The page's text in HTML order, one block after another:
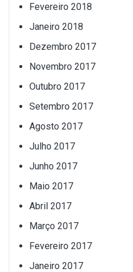
Fevereiro 2018
Janeiro 2018
Dezembro 2017
Novembro 2017
Outubro 2017
Setembro 2017
Agosto 2017
Julho 2017
Junho 2017
Maio 2017
Abril 2017
Março 2017
Fevereiro 2017
Janeiro 2017